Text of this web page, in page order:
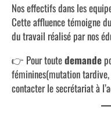
Nos effectifs dans les
Cette affluence témoigne
du travail réalisé par nos
👉 Pour toutedemande
féminines(mutation
contacter le secrétariat à